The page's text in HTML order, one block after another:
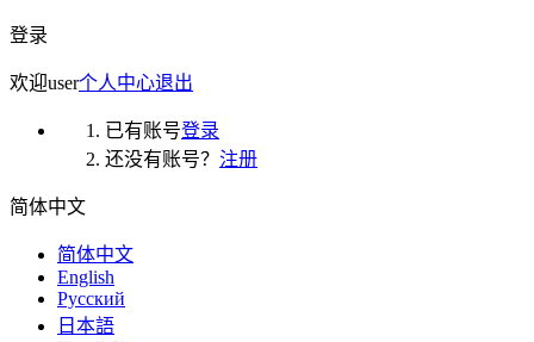
登录
欢迎user个人中心退出
已有账号登录
还没有账号？ 注册
简体中文
简体中文
English
Русский
日本語